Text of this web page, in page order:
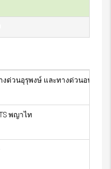
งด่วนอุรุพงษ์ และทางด่วนอนุสาว
พญาไท